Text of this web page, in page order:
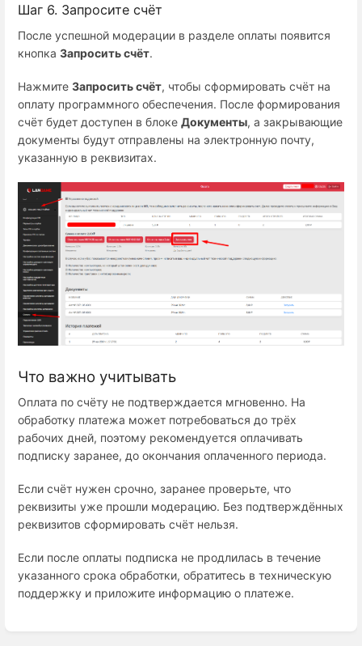
Шаг 6. Запросите счёт
После успешной модерации в разделе оплаты появится
кнопка Запросить счёт.
Нажмите Запросить счёт, чтобы сформировать счёт на
оплату программного обеспечения. После формирования
счёт будет доступен в блоке Документы, а закрывающие
документы будут отправлены на электронную почту,
указанную в реквизитах.
Что важно учитывать
Оплата по счёту не подтверждается мгновенно. На
обработку платежа может потребоваться до трёх
рабочих дней, поэтому рекомендуется оплачивать
подписку заранее, до окончания оплаченного периода.
Если счёт нужен срочно, заранее проверьте, что
реквизиты уже прошли модерацию. Без подтверждённых
реквизитов сформировать счёт нельзя.
Если после оплаты подписка не продлилась в течение
указанного срока обработки, обратитесь в техническую
поддержку и приложите информацию о платеже.